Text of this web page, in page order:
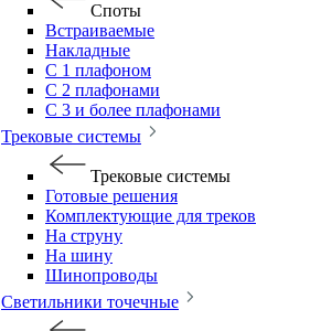
Споты
Встраиваемые
Накладные
С 1 плафоном
С 2 плафонами
С 3 и более плафонами
Трековые системы
Трековые системы
Готовые решения
Комплектующие для треков
На струну
На шину
Шинопроводы
Светильники точечные